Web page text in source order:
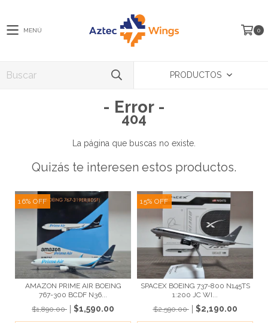
MENÚ 0
PRODUCTOS
- Error -
404
La página que buscas no existe.
Quizás te interesen estos productos.
16% OFF
AMAZON PRIME AIR BOEING
767-300 BCDF N36...
$1,890.00
$1,590.00
15% OFF
SPACEX BOEING 737-800 N145TS
1:200 JC WI...
$2,590.00
$2,190.00